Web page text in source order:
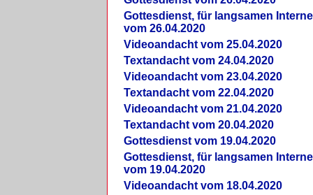
Gottesdienst, für langsamen
vom 26.04.2020
Videoandacht vom 25.04.2020
Textandacht vom 24.04.2020
Videoandacht vom 23.04.2020
Textandacht vom 22.04.2020
Videoandacht vom 21.04.2020
Textandacht vom 20.04.2020
Gottesdienst vom 19.04.2020
Gottesdienst, für langsamen
vom 19.04.2020
Videoandacht vom 18.04.2020